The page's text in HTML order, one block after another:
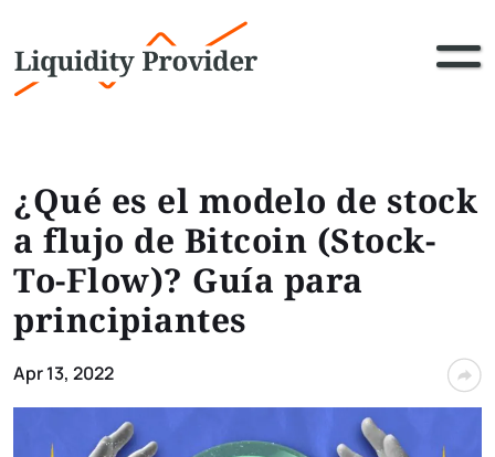
¿Qué es el modelo de stock
a flujo de Bitcoin (Stock-
To-Flow)? Guía para
principiantes
Apr 13, 2022